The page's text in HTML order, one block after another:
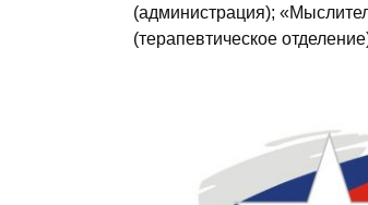
(администрация);
(терапевтическое